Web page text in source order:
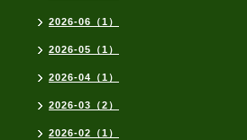
2026-06（1）
2026-05（1）
2026-04（1）
2026-03（2）
2026-02（1）